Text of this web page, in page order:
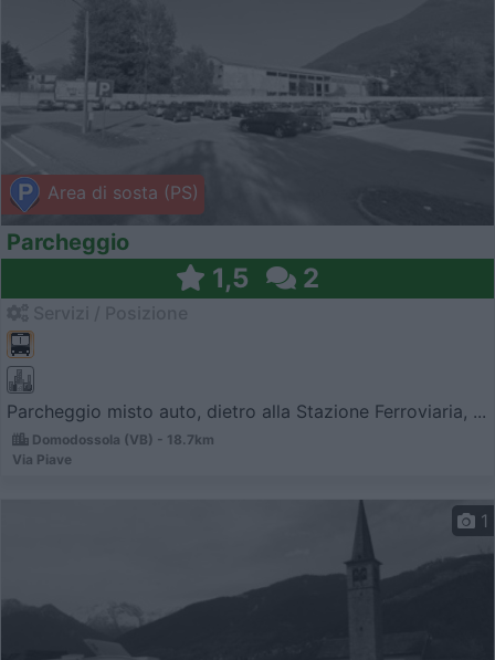
Area di sosta (PS)
Parcheggio
1,5 2
Parcheggio misto auto, dietro alla Stazione Ferroviaria, ...
Domodossola (VB) - 18.7km
Via Piave
1